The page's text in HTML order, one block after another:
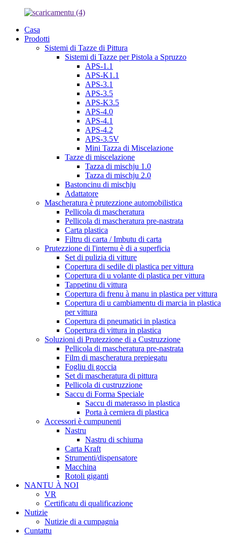
Casa
Prodotti
Sistemi di Tazze di Pittura
Sistemi di Tazze per Pistola a Spruzzo
APS-1.1
APS-K1.1
APS-3.1
APS-3.5
APS-K3.5
APS-4.0
APS-4.1
APS-4.2
APS-3.5V
Mini Tazza di Miscelazione
Tazze di miscelazione
Tazza di mischju 1.0
Tazza di mischju 2.0
Bastoncinu di mischju
Adattatore
Mascheratura è prutezzione automobilistica
Pellicola di mascheratura
Pellicola di mascheratura pre-nastrata
Carta plastica
Filtru di carta / Imbutu di carta
Prutezzione di l'internu è di a superficia
Set di pulizia di vitture
Copertura di sedile di plastica per vittura
Copertura di u volante di plastica per vittura
Tappetinu di vittura
Copertura di frenu à manu in plastica per vittura
Copertura di u cambiamentu di marcia in plastica
per vittura
Copertura di pneumatici in plastica
Copertura di vittura in plastica
Soluzioni di Prutezzione di a Custruzzione
Pellicola di mascheratura pre-nastrata
Film di mascheratura prepiegatu
Fogliu di goccia
Set di mascheratura di pittura
Pellicola di custruzzione
Saccu di Forma Speciale
Saccu di materasso in plastica
Porta à cerniera di plastica
Accessori è cumpunenti
Nastru
Nastru di schiuma
Carta Kraft
Strumenti/dispensatore
Macchina
Rotoli giganti
NANTU À NOI
VR
Certificatu di qualificazione
Nutizie
Nutizie di a cumpagnia
Cuntattu